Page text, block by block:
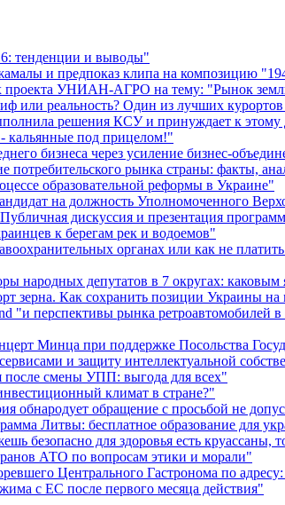
тенденции и выводы"
и предпоказ клипа на композицию
проекта УНИАН-АГРО на тему: "Рынок
или реальность? Один из лучших
решения КСУ и принуждает к этому
кальянные под прицелом!"
бизнеса через усиление бизнес-
потребительского рынка страны: факты,
образовательной реформы в Украине"
на должность Уполномоченного
дискуссия и презентация
к берегам рек и водоемов"
органах или как не
народных депутатов в 7 округах: каковым
зерна. Как сохранить позиции Украины
"и перспективы рынка ретроавтомобилей
Минца при поддержке Посольства
и защиту интеллектуальной
смены УПП: выгода для всех"
климат в стране?"
обнародует обращение с просьбой не
Литвы: бесплатное образование для
безопасно для здоровья есть круассаны,
АТО по вопросам этики и морали"
Центрального Гастронома по
с ЕС после первого месяца действия"